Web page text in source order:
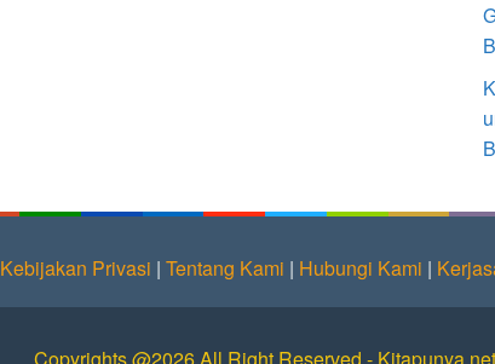
Kebijakan Privasi | Tentang Kami | Hubungi Kami |